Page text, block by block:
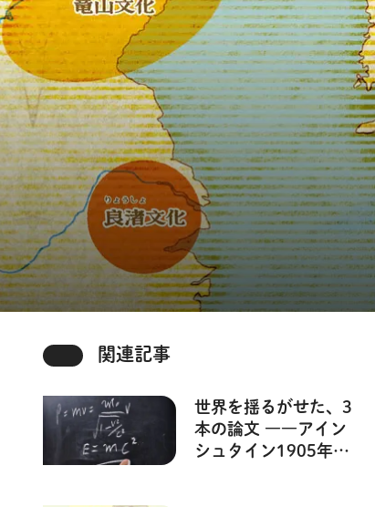
関連記事
世界を揺るがせた、3
本の論文 ――アイン
シュタイン1905年の